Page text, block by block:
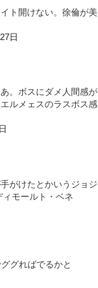
ト開けない。徐倫が美
日
。ボスにダメ人間感が
ルメェスのラスボス感
がけたとかいうジョジ
モールト・ベネ
グればでるかと